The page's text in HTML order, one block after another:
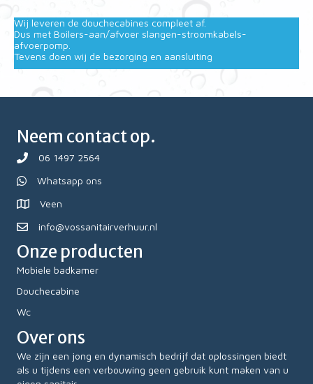
Wij leveren de douchecabines compleet af.
Dus met Boilers-aan/afvoer slangen-stroomkabels-
afvoerpomp.
Tevens doen wij de bezorging en aansluiting
Neem contact op.
06 1497 2564
Whatsapp ons
Veen
info@vossanitairverhuur.nl
Onze producten
Mobiele badkamer
Douchecabine
Wc
Over ons
We zijn een jong en dynamisch bedrijf dat oplossingen biedt
als u tijdens een verbouwing geen gebruik kunt maken van u